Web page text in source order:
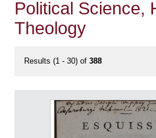
Political Science,
Theology
Results (1 - 30) of 388